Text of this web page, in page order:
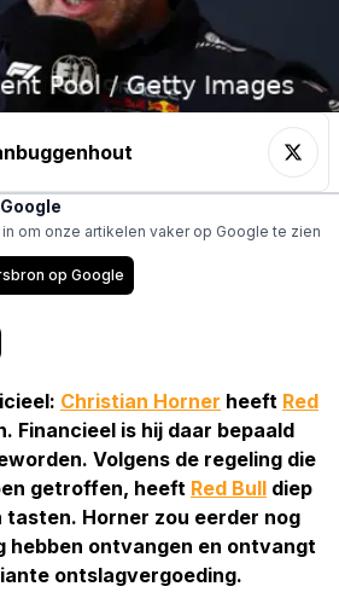
om onze artikelen vaker op Google te zien
op Google
Christian Horner heeft Red
Financieel is hij daar bepaald
Volgens de regeling die
getroffen, heeft Red Bull diep
tasten. Horner zou eerder nog
hebben ontvangen en ontvangt
ontslagvergoeding.